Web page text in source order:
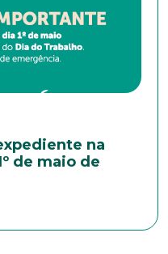
na
de maio de